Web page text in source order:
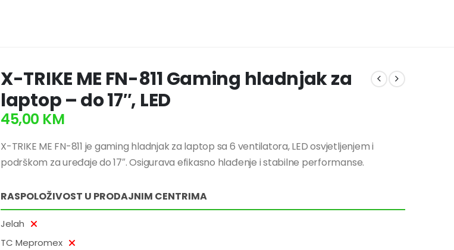
X-TRIKE ME FN-811 Gaming hladnjak za
laptop – do 17″, LED
45,00 KM
X-TRIKE ME FN-811 je gaming hladnjak za laptop sa 6 ventilatora, LED osvjetljenjem i
podrškom za uređaje do 17″. Osigurava efikasno hlađenje i stabilne performanse.
RASPOLOŽIVOST U PRODAJNIM CENTRIMA
Jelah
TC Mepromex